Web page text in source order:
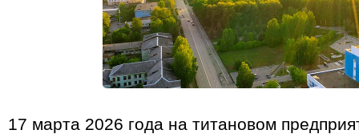
17 марта 2026 года на титановом